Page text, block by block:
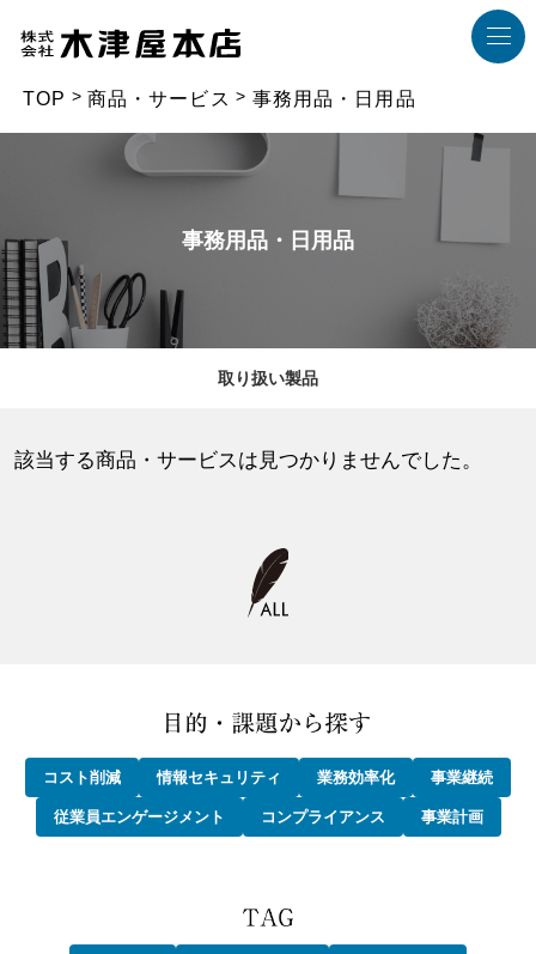
TOP 商品・サービス 事務用品・日用品
事務用品・日用品
取り扱い製品
該当する商品・サービスは見つかりませんでした。
コスト削減 情報セキュリティ 業務効率化 事業継続
従業員エンゲージメント コンプライアンス 事業計画